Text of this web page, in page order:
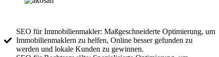
SEO für Immobilienmakler: Maßgeschneiderte Optimierung, um
Immobilienmaklern zu helfen, Online besser gefunden zu
werden und lokale Kunden zu gewinnen.